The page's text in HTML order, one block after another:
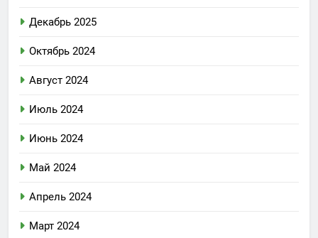
Декабрь 2025
Октябрь 2024
Август 2024
Июль 2024
Июнь 2024
Май 2024
Апрель 2024
Март 2024